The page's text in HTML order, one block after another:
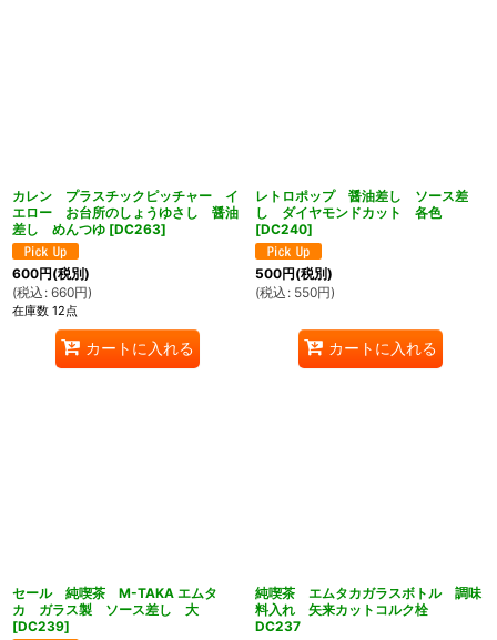
カレン プラスチックピッチャー イ
エロー お台所のしょうゆさし 醤油
差し めんつゆ [DC263]
600円(税別)
(税込 : 660円)
在庫数 12点
カートに入れる
レトロポップ 醤油差し ソース差
し ダイヤモンドカット 各色
[DC240]
500円(税別)
(税込 : 550円)
カートに入れる
セール 純喫茶 M-TAKA エムタ
カ ガラス製 ソース差し 大
[DC239]
純喫茶 エムタカガラスボトル 調味
料入れ 矢来カットコルク栓
DC237